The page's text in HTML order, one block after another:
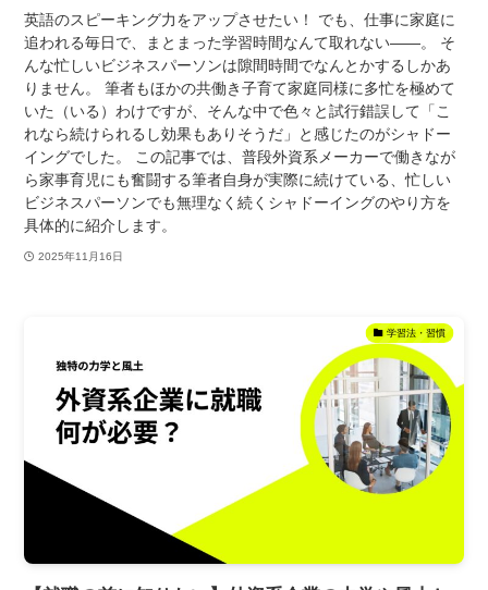
英語のスピーキング力をアップさせたい！ でも、仕事に家庭に
追われる毎日で、まとまった学習時間なんて取れない——。 そ
んな忙しいビジネスパーソンは隙間時間でなんとかするしかあ
りません。 筆者もほかの共働き子育て家庭同様に多忙を極めて
いた（いる）わけですが、そんな中で色々と試行錯誤して「こ
れなら続けられるし効果もありそうだ」と感じたのがシャドー
イングでした。 この記事では、普段外資系メーカーで働きなが
ら家事育児にも奮闘する筆者自身が実際に続けている、忙しい
ビジネスパーソンでも無理なく続くシャドーイングのやり方を
具体的に紹介します。
2025年11月16日
学習法・習慣